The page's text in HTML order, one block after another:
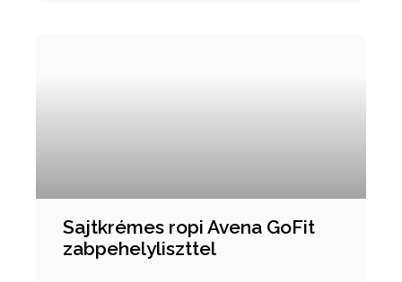
Sajtkrémes ropi Avena GoFit
zabpehelyliszttel